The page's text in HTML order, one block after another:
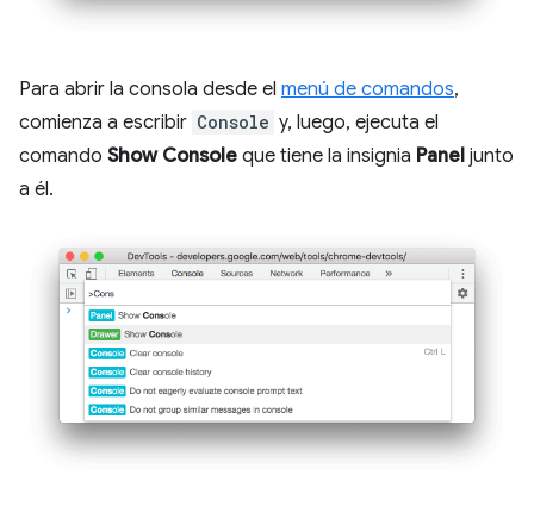
Para abrir la consola desde el menú de comandos,
comienza a escribir Console y, luego, ejecuta el
comando Show Console que tiene la insignia Panel junto
a él.